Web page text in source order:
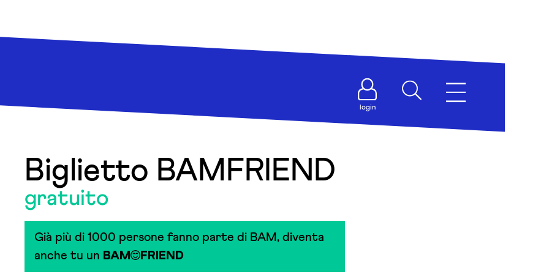
login
Biglietto BAMFRIEND
gratuito
Già più di 1000 persone fanno parte di BAM, diventa
anche tu un BAM FRIEND